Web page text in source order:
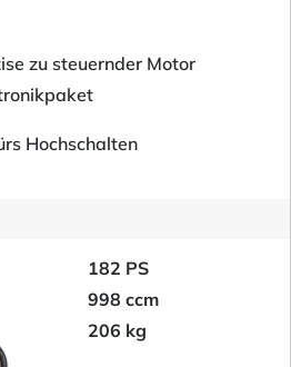
zu steuernder Motor
Hochschalten
182 PS
998 ccm
206 kg